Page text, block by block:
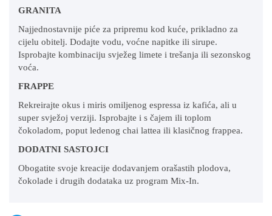
GRANITA
Najjednostavnije piće za pripremu kod kuće, prikladno za
cijelu obitelj. Dodajte vodu, voćne napitke ili sirupe.
Isprobajte kombinaciju svježeg limete i trešanja ili sezonskog
voća.
FRAPPE
Rekreirajte okus i miris omiljenog espressa iz kafića, ali u
super svježoj verziji. Isprobajte i s čajem ili toplom
čokoladom, poput ledenog chai lattea ili klasičnog frappea.
DODATNI SASTOJCI
Obogatite svoje kreacije dodavanjem orašastih plodova,
čokolade i drugih dodataka uz program Mix-In.